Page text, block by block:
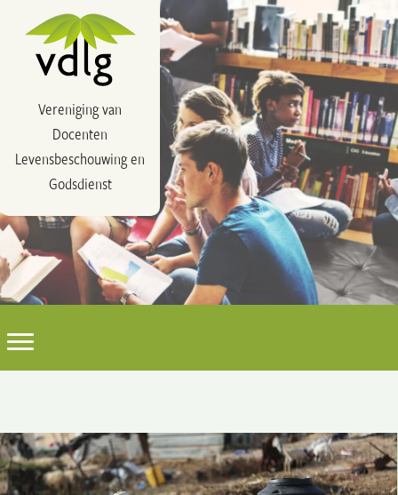
Vereniging van
Docenten
Levensbeschouwing en
Godsdienst